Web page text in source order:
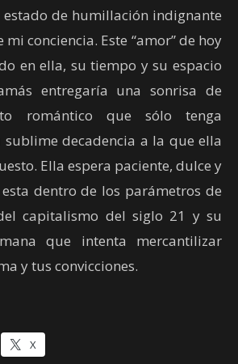
de humillación indignante
mi conciencia. Este “amor” de hoy
en ella, su tiempo y su espacio
entregaría una sonrisa de
romántico que sólo tenga
decadencia a la que ella
Ella espera paciente, dulce y
dentro de los parámetros de
capitalismo del siglo 21 y su
que intenta mercantilizar
y tus convicciones.
X